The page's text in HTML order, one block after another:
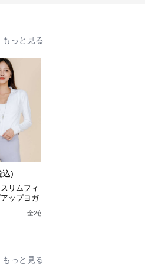
もっと見る
込)
リムフィ
ップヨガ
全2色
もっと見る